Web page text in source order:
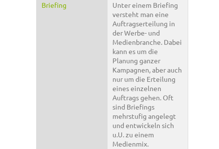
Briefing
Unter einem Briefing
versteht man eine
Auftragserteilung in
der Werbe- und
Medienbranche. Dabei
kann es um die
Planung ganzer
Kampagnen, aber auch
nur um die Erteilung
eines einzelnen
Auftrags gehen. Oft
sind Briefings
mehrstufig angelegt
und entwickeln sich
u.U. zu einem
Medienmix.